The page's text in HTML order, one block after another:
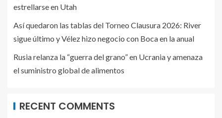
estrellarse en Utah
Así quedaron las tablas del Torneo Clausura 2026: River
sigue último y Vélez hizo negocio con Boca en la anual
Rusia relanza la “guerra del grano” en Ucrania y amenaza
el suministro global de alimentos
RECENT COMMENTS